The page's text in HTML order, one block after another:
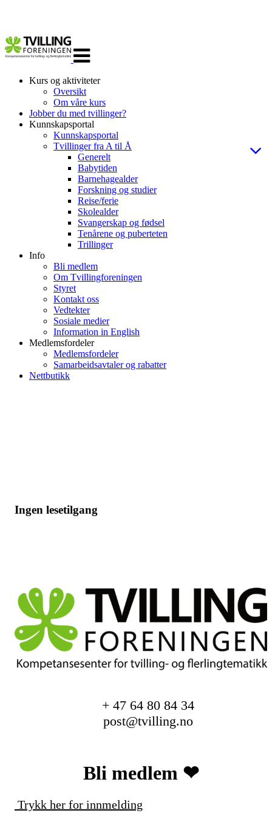
navigasjon
Kurs og aktiviteter
Oversikt
Om våre kurs
Jobber du med tvillinger?
Kunnskapsportal
Kunnskapsportal
Tvillinger fra A til Å
Generelt
Babytiden
Barnehagealder
Forskning og studier
Reise/ferie
Skolealder
Svangerskap og fødsel
Tenårene og puberteten
Trillinger
Info
Bli medlem
Om Tvillingforeningen
Styret
Kontakt oss
Vedtekter
Sosiale medier
Information in English
Medlemsfordeler
Medlemsfordeler
Samarbeidsavtaler og rabatter
Nettbutikk
Ingen lesetilgang
+ 47 64 80 84 34
post@tvilling.no
Bli medlem ❤︎
Trykk her for innmelding